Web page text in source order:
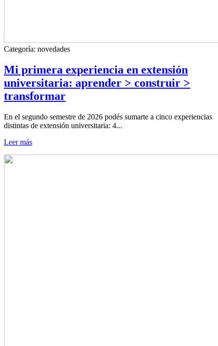
Categoría: novedades
Mi primera experiencia en extensión
universitaria: aprender > construir >
transformar
En el segundo semestre de 2026 podés sumarte a cinco experiencias
distintas de extensión universitaria: 4...
Leer más